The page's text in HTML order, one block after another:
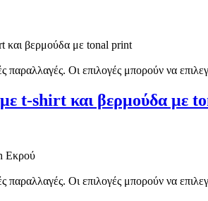
παραλλαγές. Οι επιλογές μπορούν να
με t-shirt και βερμούδα με
παραλλαγές. Οι επιλογές μπορούν να